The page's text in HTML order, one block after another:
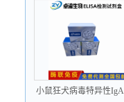
小鼠狂犬病毒特异性